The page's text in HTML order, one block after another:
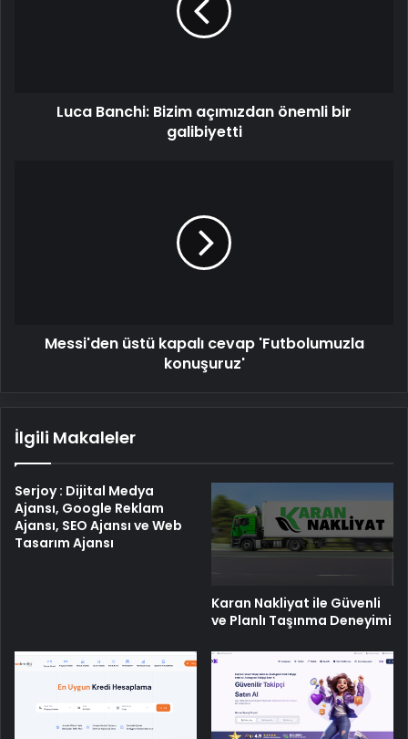
Luca Banchi: Bizim açımızdan önemli bir
galibiyetti
Messi'den üstü kapalı cevap 'Futbolumuzla
konuşuruz'
İlgili Makaleler
Serjoy : Dijital Medya
Ajansı, Google Reklam
Ajansı, SEO Ajansı ve Web
Tasarım Ajansı
Karan Nakliyat ile Güvenli
ve Planlı Taşınma Deneyimi